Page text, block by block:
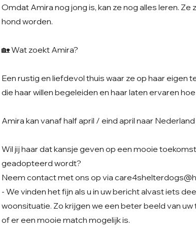
Omdat Amira nog jong is, kan ze nog alles leren.
hond worden.
🏡 Wat zoekt Amira?
Een rustig en liefdevol thuis waar ze op haar eigen
die haar willen begeleiden en haar laten ervaren
Amira kan vanaf half april / eind april naar
Wil jij haar dat kansje geven op een mooie
geadopteerd wordt?
Neem contact met ons op via
- We vinden het fijn als u in uw bericht alvast iets
woonsituatie. Zo krijgen we een beter beeld van
of er een mooie match mogelijk is.